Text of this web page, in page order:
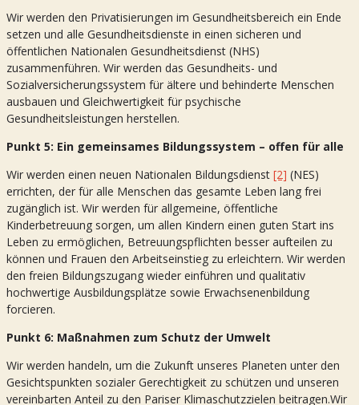
Wir werden den Privatisierungen im Gesundheitsbereich ein Ende
setzen und alle Gesundheitsdienste in einen sicheren und
öffentlichen Nationalen Gesundheitsdienst (NHS)
zusammenführen. Wir werden das Gesundheits- und
Sozialversicherungssystem für ältere und behinderte Menschen
ausbauen und Gleichwertigkeit für psychische
Gesundheitsleistungen herstellen.
Punkt 5: Ein gemeinsames Bildungssystem – offen für alle
Wir werden einen neuen Nationalen Bildungsdienst [2] (NES)
errichten, der für alle Menschen das gesamte Leben lang frei
zugänglich ist. Wir werden für allgemeine, öffentliche
Kinderbetreuung sorgen, um allen Kindern einen guten Start ins
Leben zu ermöglichen, Betreuungspflichten besser aufteilen zu
können und Frauen den Arbeitseinstieg zu erleichtern. Wir werden
den freien Bildungszugang wieder einführen und qualitativ
hochwertige Ausbildungsplätze sowie Erwachsenenbildung
forcieren.
Punkt 6: Maßnahmen zum Schutz der Umwelt
Wir werden handeln, um die Zukunft unseres Planeten unter den
Gesichtspunkten sozialer Gerechtigkeit zu schützen und unseren
vereinbarten Anteil zu den Pariser Klimaschutzzielen beitragen.Wir